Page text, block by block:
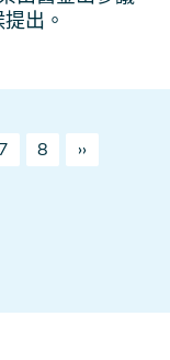
出。
頁
7 頁
8
下
一
››